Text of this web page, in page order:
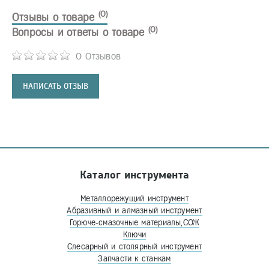
Отзывы о товаре (0)
0 Отзывов
НАПИСАТЬ ОТЗЫВ
Вопросы и ответы о товаре (0)
Каталог инструмента
Металлорежущий инструмент
Абразивный и алмазный инструмент
Горюче-смазочные материалы,СОЖ
Ключи
Слесарный и столярный инструмент
Запчасти к станкам